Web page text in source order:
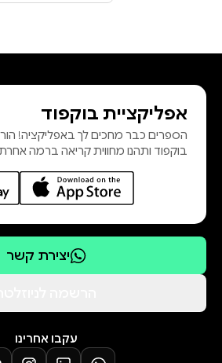
אפליקציית בוקפוד
הספרים כבר מחכים לך באפליקציה!
בוקפוד ותהנו מחווית קריאה ברמה
יצירת קשר
עקבו אחרינו